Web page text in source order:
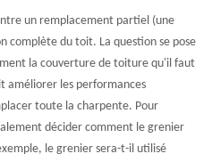
un remplacement partiel (une
complète du toit. La question se pose
la couverture de toiture qu'il faut
améliorer les performances
toute la charpente. Pour
décider comment le grenier
le grenier sera-t-il utilisé